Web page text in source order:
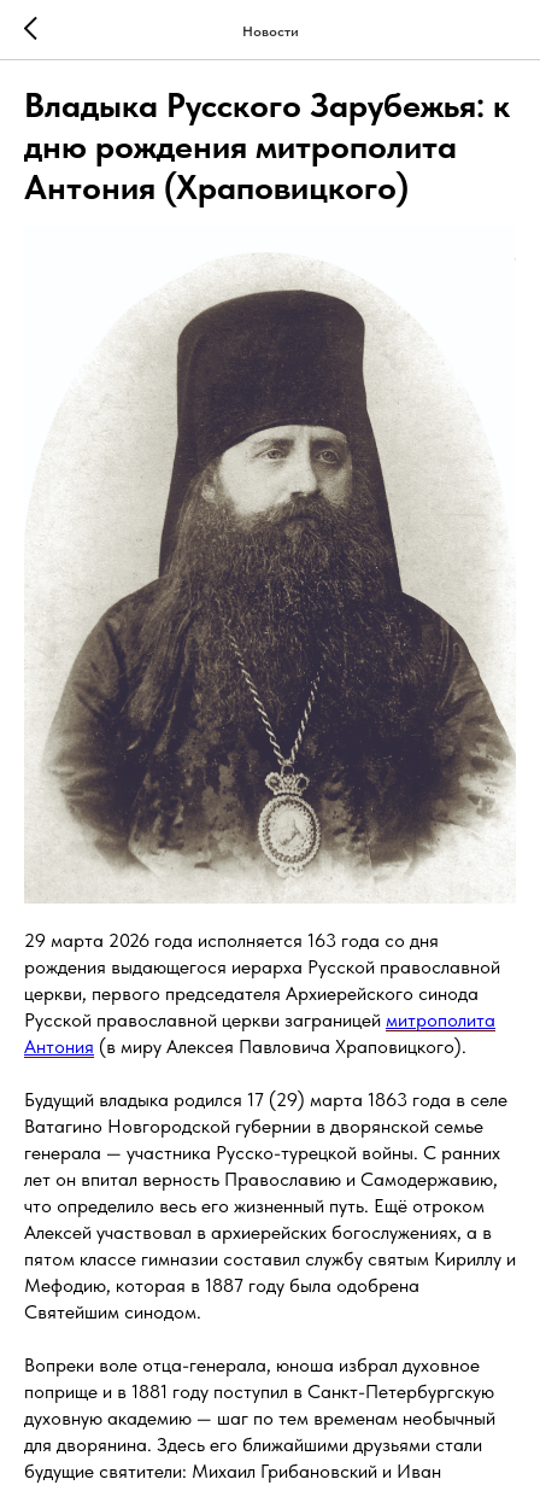
Новости
Владыка Русского Зарубежья: к
дню рождения митрополита
Антония (Храповицкого)
29 марта 2026 года исполняется 163 года со дня
рождения выдающегося иерарха Русской православной
церкви, первого председателя Архиерейского синода
Русской православной церкви заграницей митрополита
Антония (в миру Алексея Павловича Храповицкого).
Будущий владыка родился 17 (29) марта 1863 года в селе
Ватагино Новгородской губернии в дворянской семье
генерала — участника Русско-турецкой войны. С ранних
лет он впитал верность Православию и Самодержавию,
что определило весь его жизненный путь. Ещё отроком
Алексей участвовал в архиерейских богослужениях, а в
пятом классе гимназии составил службу святым Кириллу и
Мефодию, которая в 1887 году была одобрена
Святейшим синодом.
Вопреки воле отца-генерала, юноша избрал духовное
поприще и в 1881 году поступил в Санкт-Петербургскую
духовную академию — шаг по тем временам необычный
для дворянина. Здесь его ближайшими друзьями стали
будущие святители: Михаил Грибановский и Иван